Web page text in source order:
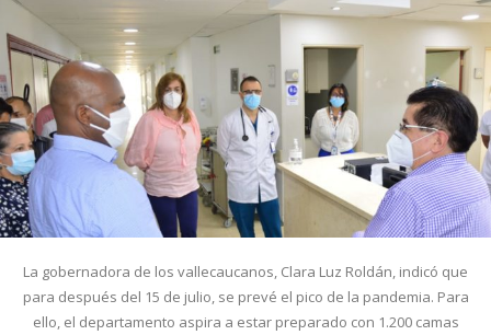
La gobernadora de los vallecaucanos, Clara Luz Roldán, indicó que
para después del 15 de julio, se prevé el pico de la pandemia. Para
ello, el departamento aspira a estar preparado con 1.200 camas